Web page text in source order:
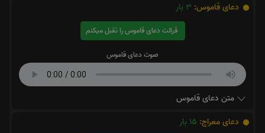
دعای قاموس: 3 بار
قرائت دعای قاموس را تقبل میکنم
صوت دعای قاموس
متن دعای قاموس
دعای معراج: 15 بار